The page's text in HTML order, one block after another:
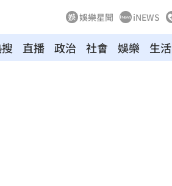
娛樂星聞 iNEWS
直播 政治 社會 娛樂 生活